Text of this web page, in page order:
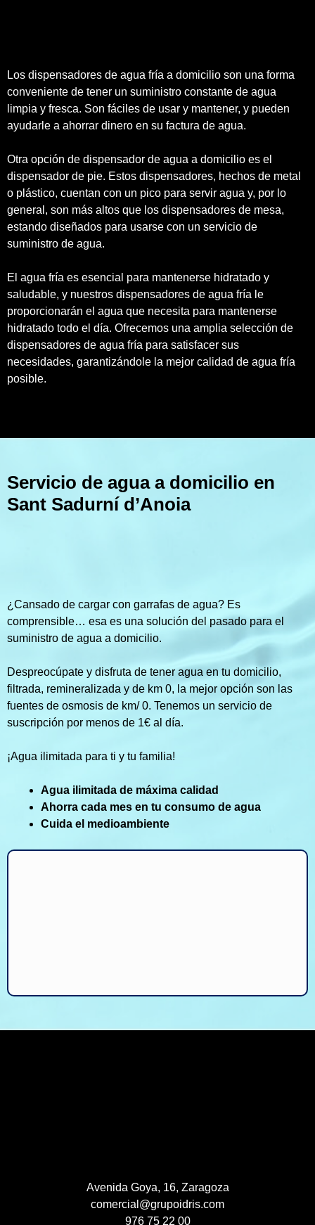
Los dispensadores de agua fría a domicilio son una forma
conveniente de tener un suministro constante de agua
limpia y fresca. Son fáciles de usar y mantener, y pueden
ayudarle a ahorrar dinero en su factura de agua.
Otra opción de dispensador de agua a domicilio es el
dispensador de pie. Estos dispensadores, hechos de metal
o plástico, cuentan con un pico para servir agua y, por lo
general, son más altos que los dispensadores de mesa,
estando diseñados para usarse con un servicio de
suministro de agua.
El agua fría es esencial para mantenerse hidratado y
saludable, y nuestros dispensadores de agua fría le
proporcionarán el agua que necesita para mantenerse
hidratado todo el día. Ofrecemos una amplia selección de
dispensadores de agua fría para satisfacer sus
necesidades, garantizándole la mejor calidad de agua fría
posible.
Servicio de agua a domicilio en
Sant Sadurní d’Anoia
¿Cansado de cargar con garrafas de agua? Es
comprensible… esa es una solución del pasado para el
suministro de agua a domicilio.
Despreocúpate y disfruta de tener agua en tu domicilio,
filtrada, remineralizada y de km 0, la mejor opción son las
fuentes de osmosis de km/ 0. Tenemos un servicio de
suscripción por menos de 1€ al día.
¡Agua ilimitada para ti y tu familia!
Agua ilimitada de máxima calidad
Ahorra cada mes en tu consumo de agua
Cuida el medioambiente
Avenida Goya, 16, Zaragoza
comercial@grupoidris.com
976 75 22 00